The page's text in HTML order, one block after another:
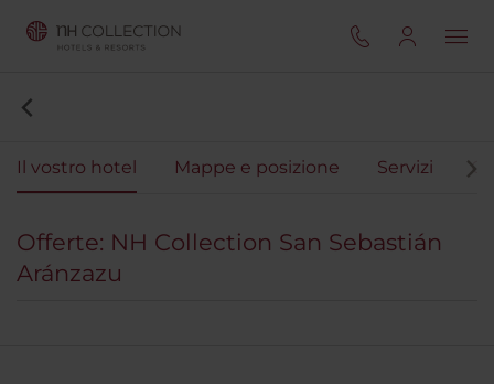
Il vostro hotel Mappe e posizione Servizi
Offerte: NH Collection San Sebastián
Aránzazu